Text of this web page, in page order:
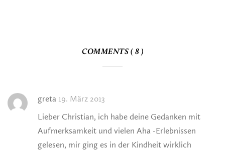
COMMENTS ( 8 )
greta 19. März 2013
Lieber Christian, ich habe deine Gedanken mit
Aufmerksamkeit und vielen Aha -Erlebnissen
gelesen, mir ging es in der Kindheit wirklich